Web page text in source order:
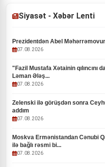
Siyasət - Xəbər Lenti
Prezidentdən Abel
07.08.2026
"Fazil Mustafa Xətainin qılıncını
Ləman Ələş...
07.08.2026
Zelenski ilə görüşdən sonra
addım
07.08.2026
Moskva Ermənistandan Cənubi
ilə bağlı rəsmi bi...
07.08.2026